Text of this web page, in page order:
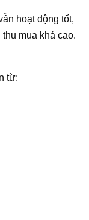
hoạt động tốt,
mua khá cao.
từ: